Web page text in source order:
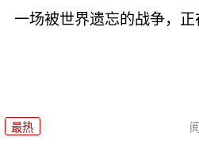
一场被世界遗忘的战争，
最热